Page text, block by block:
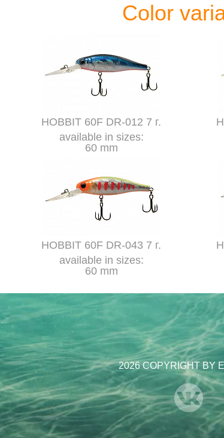
Color
HOBBIT 60F DR-012 7 г.
available in sizes:
60 mm
HOBBIT 60F DR-043 7 г.
available in sizes:
60 mm
2026 COPYRIGHT BY